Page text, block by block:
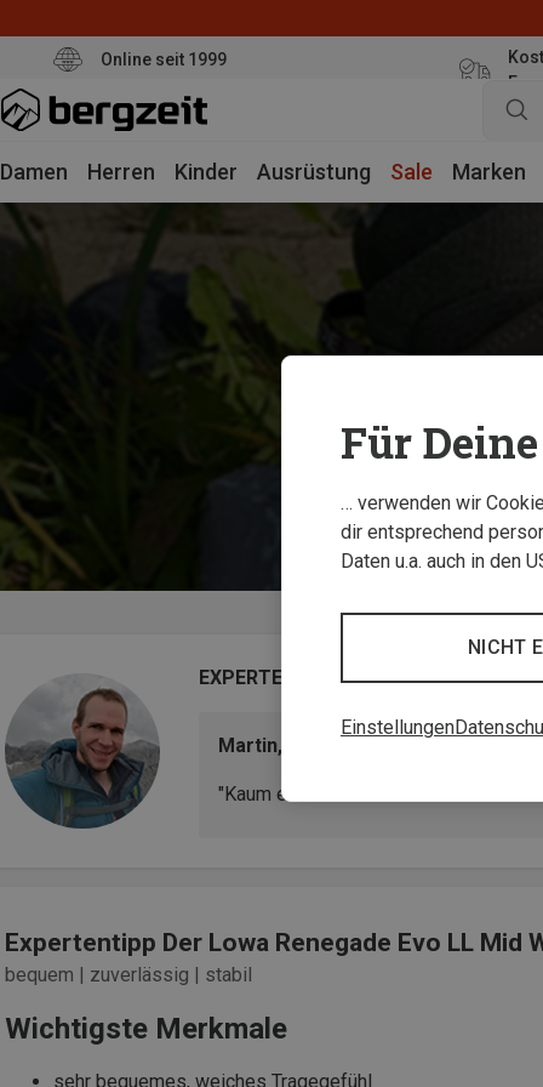
Online seit 1999
Damen Herren Kinder Ausrüstung Sale Marken
EXPERTENTIPP
Martin, Wanderer & Produkttester
"Kaum ein anderer Schuh läuft sich so
Expertentipp Der Lowa Renegade Evo LL Mid
bequem | zuverlässig | stabil
Wichtigste Merkmale
sehr bequemes, weiches Tragegefühl
Für
… verwenden wir
dir entsprechend
Daten u.a. auch in den
NICHT
Einstellungen